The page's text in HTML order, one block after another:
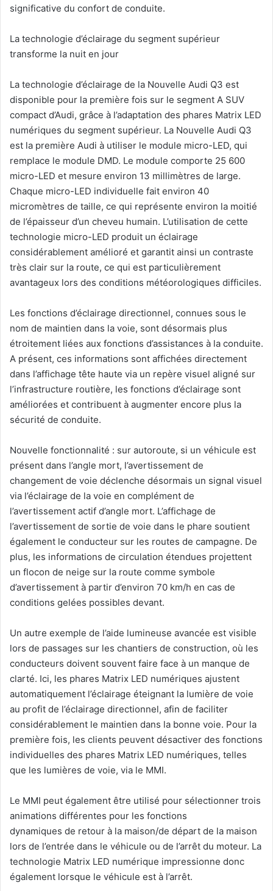
significative du confort de conduite.
La technologie d’éclairage du segment supérieur
transforme la nuit en jour
La technologie d’éclairage de la Nouvelle Audi Q3 est
disponible pour la première fois sur le segment A SUV
compact d’Audi, grâce à l’adaptation des phares Matrix LED
numériques du segment supérieur. La Nouvelle Audi Q3
est la première Audi à utiliser le module micro-LED, qui
remplace le module DMD. Le module comporte 25 600
micro-LED et mesure environ 13 millimètres de large.
Chaque micro-LED individuelle fait environ 40
micromètres de taille, ce qui représente environ la moitié
de l’épaisseur d’un cheveu humain. L’utilisation de cette
technologie micro-LED produit un éclairage
considérablement amélioré et garantit ainsi un contraste
très clair sur la route, ce qui est particulièrement
avantageux lors des conditions météorologiques difficiles.
Les fonctions d’éclairage directionnel, connues sous le
nom de maintien dans la voie, sont désormais plus
étroitement liées aux fonctions d’assistances à la conduite.
A présent, ces informations sont affichées directement
dans l’affichage tête haute via un repère visuel aligné sur
l’infrastructure routière, les fonctions d’éclairage sont
améliorées et contribuent à augmenter encore plus la
sécurité de conduite.
Nouvelle fonctionnalité : sur autoroute, si un véhicule est
présent dans l’angle mort, l’avertissement de
changement de voie déclenche désormais un signal visuel
via l’éclairage de la voie en complément de
l’avertissement actif d’angle mort. L’affichage de
l’avertissement de sortie de voie dans le phare soutient
également le conducteur sur les routes de campagne. De
plus, les informations de circulation étendues projettent
un flocon de neige sur la route comme symbole
d’avertissement à partir d’environ 70 km/h en cas de
conditions gelées possibles devant.
Un autre exemple de l’aide lumineuse avancée est visible
lors de passages sur les chantiers de construction, où les
conducteurs doivent souvent faire face à un manque de
clarté. Ici, les phares Matrix LED numériques ajustent
automatiquement l’éclairage éteignant la lumière de voie
au profit de l’éclairage directionnel, afin de faciliter
considérablement le maintien dans la bonne voie. Pour la
première fois, les clients peuvent désactiver des fonctions
individuelles des phares Matrix LED numériques, telles
que les lumières de voie, via le MMI.
Le MMI peut également être utilisé pour sélectionner trois
animations différentes pour les fonctions
dynamiques de retour à la maison/de départ de la maison
lors de l’entrée dans le véhicule ou de l’arrêt du moteur. La
technologie Matrix LED numérique impressionne donc
également lorsque le véhicule est à l’arrêt.